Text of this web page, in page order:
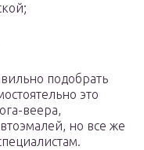
подобрать
это
веера,
но все же